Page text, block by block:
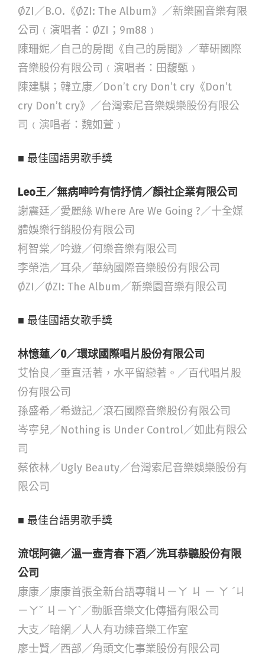
ØZI／B.O.《ØZI: The Album》／新樂園音樂有限
公司﹙演唱者：ØZI；9m88﹚
陳珊妮／自己的房間《自己的房間》／華研國際
音樂股份有限公司﹙演唱者：田馥甄﹚
陳建騏；韓立康／Don’t cry Don’t cry《Don’t
cry Don’t cry》／台灣索尼音樂娛樂股份有限公
司﹙演唱者：魏如萱﹚
■ 最佳國語男歌手獎
Leo王／無病呻吟有情抒情／顏社企業有限公司
謝震廷／愛麗絲 Where Are We Going ?／十全媒
體娛樂行銷股份有限公司
柯智棠／吟遊／何樂音樂有限公司
李榮浩／耳朵／華納國際音樂股份有限公司
ØZI／ØZI: The Album／新樂園音樂有限公司
■ 最佳國語女歌手獎
林憶蓮／0／環球國際唱片股份有限公司
艾怡良／垂直活著，水平留戀著。／百代唱片股
份有限公司
孫盛希／希遊記／滾石國際音樂股份有限公司
岑寧兒／Nothing is Under Control／如此有限公
司
蔡依林／Ugly Beauty／台灣索尼音樂娛樂股份有
限公司
■ 最佳台語男歌手獎
流氓阿德／溫一壺青春下酒／洗耳恭聽股份有限
公司
康康／康康首張全新台語專輯ㄐㄧㄚ ㄐ ㄧ ㄚ ˊㄐ
ㄧㄚˇ ㄐㄧㄚˋ／動脈音樂文化傳播有限公司
大支／暗網／人人有功練音樂工作室
廖士賢／西部／角頭文化事業股份有限公司